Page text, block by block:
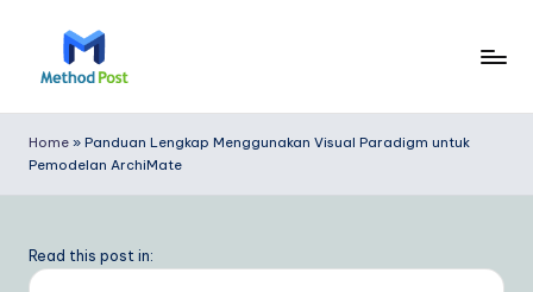
e
t
o
Home » Panduan Lengkap Menggunakan Visual Paradigm untuk
Pemodelan ArchiMate
Read this post in: